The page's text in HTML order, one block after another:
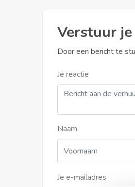
Verstuur
Door een bericht te
Je reactie
Naam
Je e-mailadres